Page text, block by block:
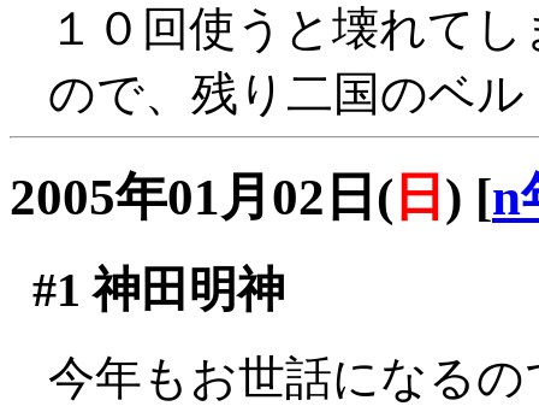
１０回使うと壊れて
ので、残り二国のベ
2005年01月02日( 日 ) [n
#1 神田明神
今年もお世話になる